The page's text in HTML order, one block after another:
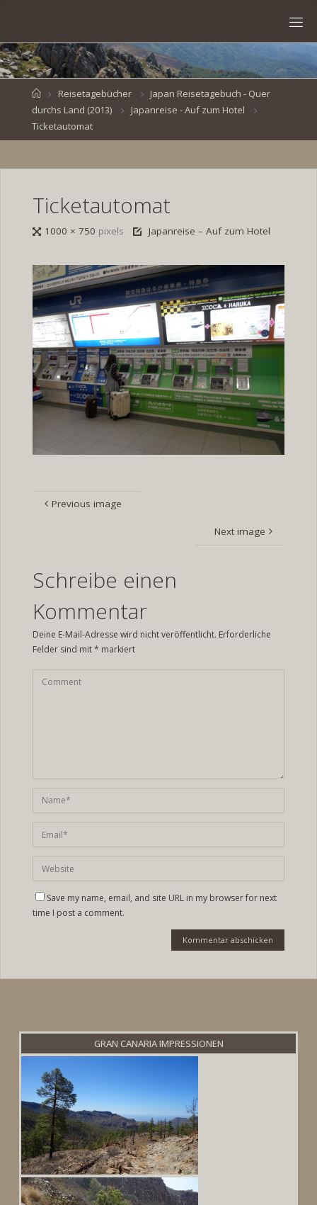
content
VEN
BR
DE
HomeReisetagebücher
Japan Reisetagebuch - Quer
durchs Land (2013)
Japanreise - Auf zum Hotel
Ticketautomat
Ticketautomat
Full1000 × 750 pixels Japanreise – Auf zum Hotel
Previous image
Next image
Schreibe einen
Kommentar
Deine E-Mail-Adresse wird nicht veröffentlicht. Erforderliche
Felder sind mit* markiert
Save my name, email, and site URL in my browser for next
time I post a comment.
GRAN CANARIA IMPRESSIONEN